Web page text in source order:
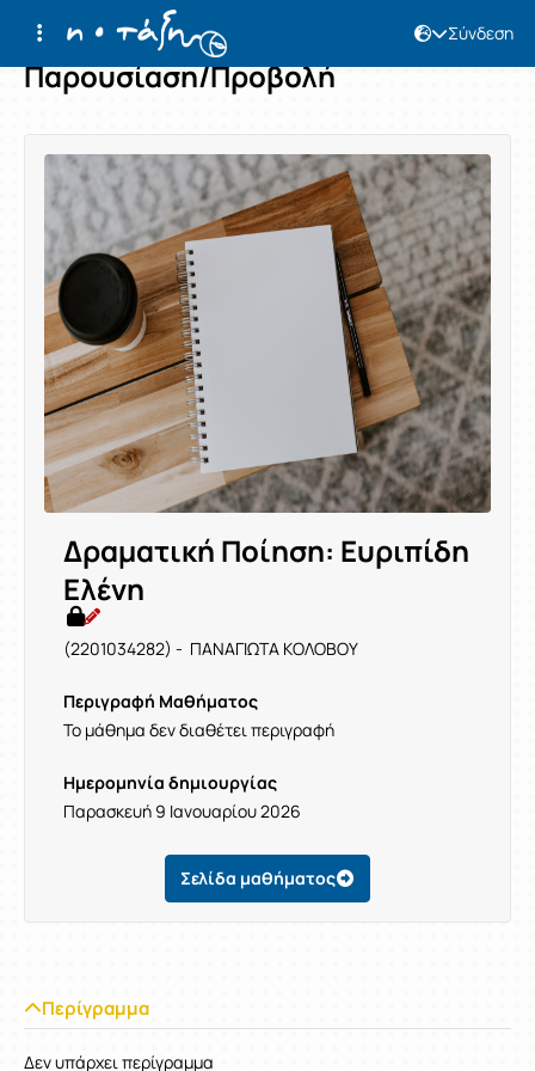
Σύνδεση
Παρουσίαση/Προβολή
Δραματική Ποίηση: Ευριπίδη
Ελένη
(2201034282) - ΠΑΝΑΓΙΩΤΑ ΚΟΛΟΒΟΥ
Περιγραφή Μαθήματος
Το μάθημα δεν διαθέτει περιγραφή
Ημερομηνία δημιουργίας
Παρασκευή 9 Ιανουαρίου 2026
Σελίδα μαθήματος
Περίγραμμα
Δεν υπάρχει περίγραμμα